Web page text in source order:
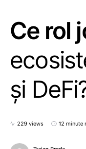
Ce rol
și
229 views 12 minute